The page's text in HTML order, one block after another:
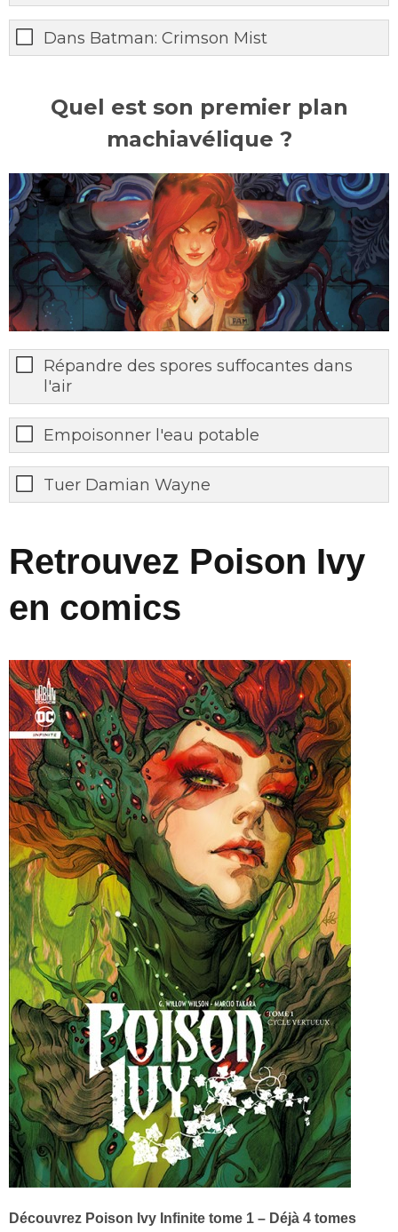
Dans Batman: Crimson Mist
Quel est son premier plan
machiavélique ?
Répandre des spores suffocantes dans
l'air
Empoisonner l'eau potable
Tuer Damian Wayne
Retrouvez Poison Ivy
en comics
Découvrez Poison Ivy Infinite tome 1 – Déjà 4 tomes